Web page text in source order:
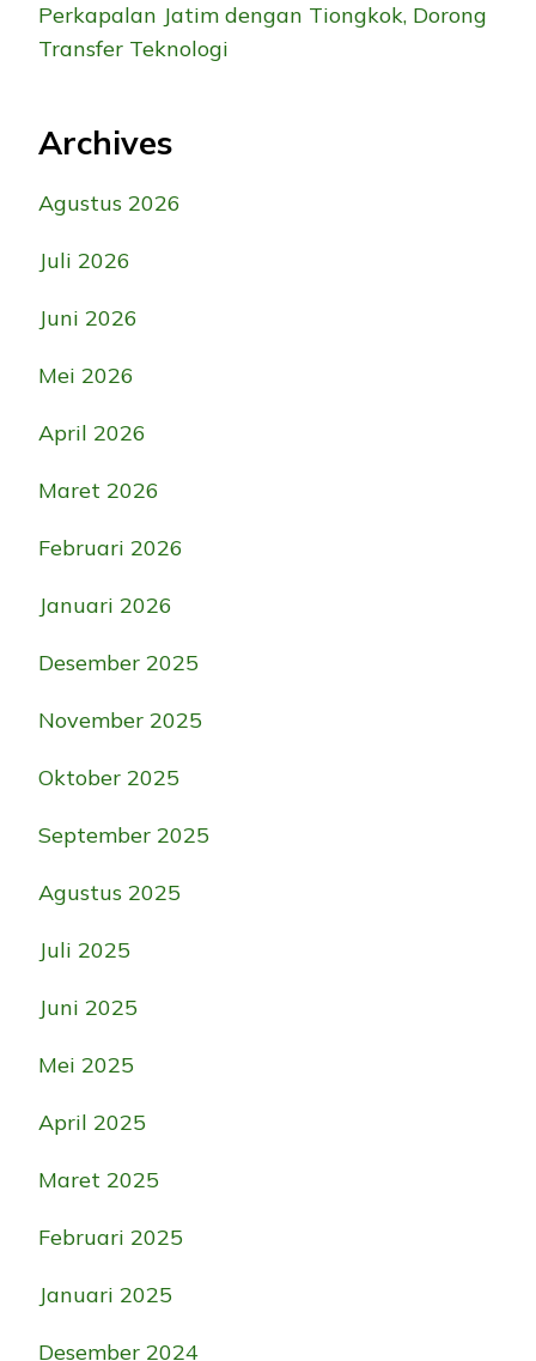
Perkapalan Jatim dengan Tiongkok, Dorong
Transfer Teknologi
Archives
Agustus 2026
Juli 2026
Juni 2026
Mei 2026
April 2026
Maret 2026
Februari 2026
Januari 2026
Desember 2025
November 2025
Oktober 2025
September 2025
Agustus 2025
Juli 2025
Juni 2025
Mei 2025
April 2025
Maret 2025
Februari 2025
Januari 2025
Desember 2024